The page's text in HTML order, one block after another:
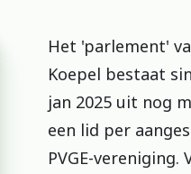
Het 'parlement'
Koepel bestaat
jan 2025 uit nog
een lid per
PVGE-vereniging.